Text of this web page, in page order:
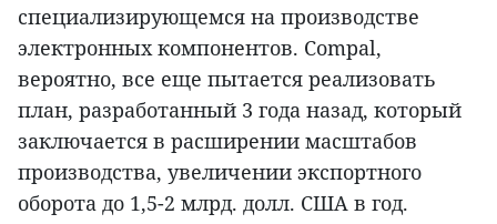
специализирующемся на производстве
электронных компонентов. Compal,
вероятно, все еще пытается реализовать
план, разработанный 3 года назад, который
заключается в расширении масштабов
производства, увеличении экспортного
оборота до 1,5-2 млрд. долл. США в год.